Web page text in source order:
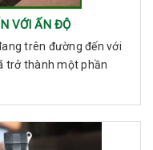
VỚI ẤN ĐỘ
trên đường đến với
trở thành một phần